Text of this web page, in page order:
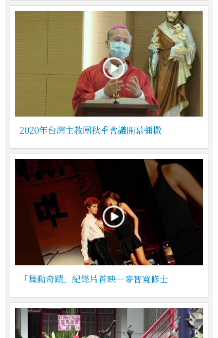
2020年台灣主教團秋季會議開幕彌撒
「舞動奇蹟」紀錄片首映—麥智寬修士